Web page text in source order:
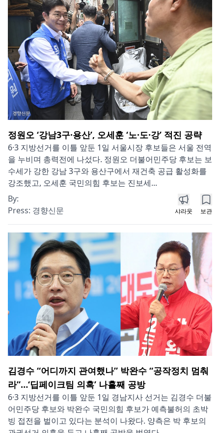
정원오 ‘강남3구·용산’, 오세훈 ‘노·도·강’ 적진 공략
6·3 지방선거를 이틀 앞둔 1일 서울시장 후보들은 서울 전역
을 누비며 총력전에 나섰다. 정원오 더불어민주당 후보는 보
수세가 강한 강남 3구와 용산구에서 재건축 공급 활성화를
강조했고, 오세훈 국민의힘 후보는 진보세...
By:
Press: 경향신문 샤라웃 보관
김경수 “어디까지 관여했나” 박완수 “공작정치 멈춰
라”…‘딥페이크팀 의혹’ 나흘째 공방
6·3 지방선거를 이틀 앞둔 1일 경남지사 선거는 김경수 더불
어민주당 후보와 박완수 국민의힘 후보가 예측불허의 초박
빙 접전을 벌이고 있다는 분석이 나왔다. 양측은 박 후보의